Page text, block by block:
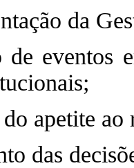
da
eventos
apetite ao
das